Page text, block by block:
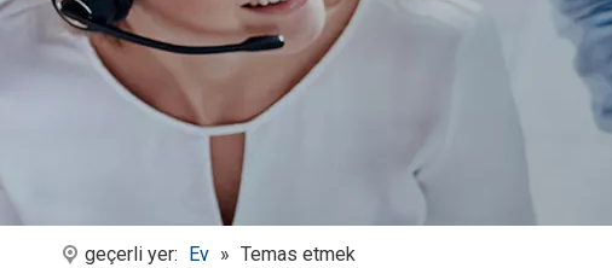
geçerli yer: Ev » Temas etmek